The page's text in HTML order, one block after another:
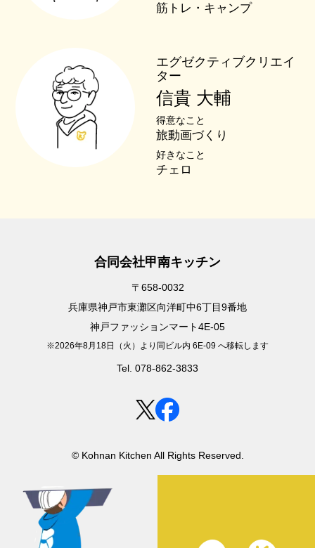
筋トレ・キャンプ
エグゼクティブクリエイ
ター
信貴 大輔
得意なこと
旅動画づくり
好きなこと
チェロ
合同会社甲南キッチン
〒658-0032
兵庫県神戸市東灘区向洋町中6丁目9番地
神戸ファッションマート4E-05
※2026年8月18日（火）より同ビル内 6E-09 へ移転します
Tel. 078-862-3833
© Kohnan Kitchen All Rights Reserved.